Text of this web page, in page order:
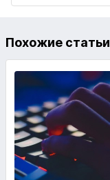
Похожие статьи